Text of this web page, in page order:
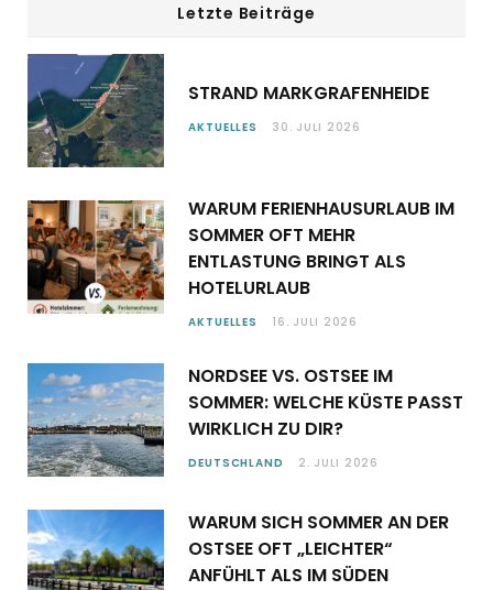
Letzte Beiträge
STRAND MARKGRAFENHEIDE
AKTUELLES 30. JULI 2026
WARUM FERIENHAUSURLAUB IM
SOMMER OFT MEHR
ENTLASTUNG BRINGT ALS
HOTELURLAUB
AKTUELLES 16. JULI 2026
NORDSEE VS. OSTSEE IM
SOMMER: WELCHE KÜSTE PASST
WIRKLICH ZU DIR?
DEUTSCHLAND 2. JULI 2026
WARUM SICH SOMMER AN DER
OSTSEE OFT „LEICHTER“
ANFÜHLT ALS IM SÜDEN